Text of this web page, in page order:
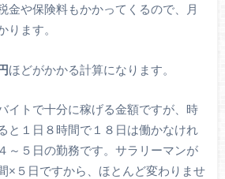
金や保険料もかかってくるので、月
ります。
ほどがかかる計算になります。
イトで十分に稼げる金額ですが、時
と１日８時間で１８日は働かなけれ
～５日の勤務です。サラリーマンが
×５日ですから、ほとんど変わりませ